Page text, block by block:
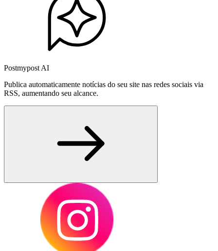
Postmypost AI
Publica automaticamente notícias do seu site nas redes sociais via
RSS, aumentando seu alcance.